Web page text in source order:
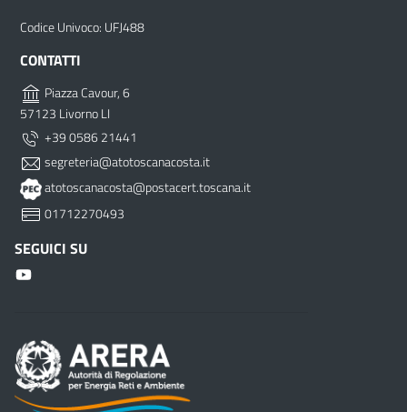
Codice Univoco: UFJ488
CONTATTI
Piazza Cavour, 6
57123 Livorno LI
+39 0586 21441
segreteria@atotoscanacosta.it
atotoscanacosta@postacert.toscana.it
01712270493
SEGUICI SU